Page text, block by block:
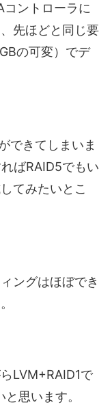
コントローラに
先ほどと同じ要
の可変）でデ
できてしまいま
ばRAID5でもい
てみたいとこ
ングはほぼでき
LVM+RAID1で
思います。